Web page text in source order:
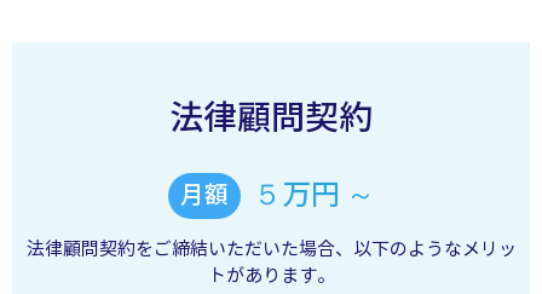
法律顧問契約
月額 ５万円 ～
法律顧問契約をご締結いただいた場合、以下のようなメリッ
トがあります。